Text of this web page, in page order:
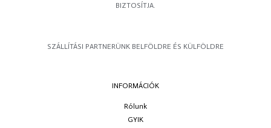
BIZTOSÍTJA.
SZÁLLÍTÁSI PARTNERÜNK BELFÖLDRE ÉS KÜLFÖLDRE
INFORMÁCIÓK
Rólunk
GYIK